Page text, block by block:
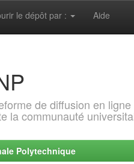
le dépôt par : Aide
de diffusion en
la communauté
Polytechnique